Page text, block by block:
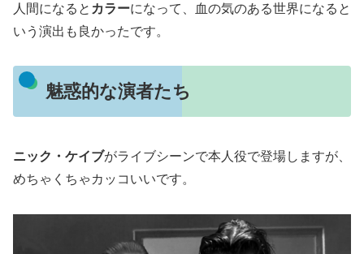
人間になると カラーになって、血の気のある世界になると
いう演出も良かったです。
魅惑的な演者たち
ニック・ケイブがライブシーンで本人役で登場しますが、
めちゃくちゃカッコいいです。